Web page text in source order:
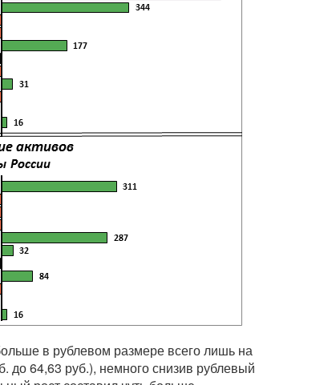
в рублевом размере всего лишь на
до 64,63 руб.), немного снизив рублевый